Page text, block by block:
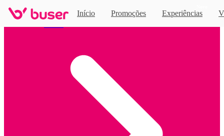
Início Promoções Experiências